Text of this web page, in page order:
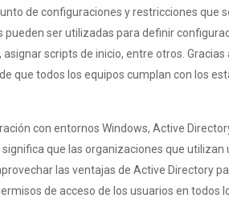
de configuraciones y restricciones que
pueden ser utilizadas para definir
scripts de inicio, entre otros. Gracias
que todos los equipos cumplan con los
con entornos Windows, Active
que las organizaciones que
las ventajas de Active Directory
de acceso de los usuarios en todos